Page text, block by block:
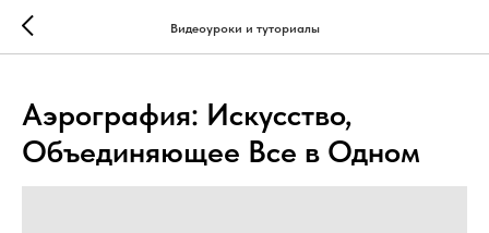
Видеоуроки и туториалы
Аэрография: Искусство,
Объединяющее Все в Одном